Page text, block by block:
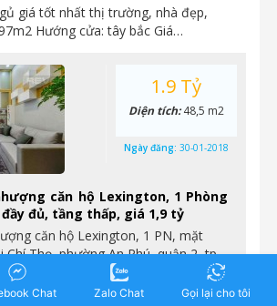
giá tốt nhất thị trường, nhà đẹp,
Hướng cửa: tây bắc Giá…
căn hộ Lexington, 1 Phòng
đủ, tầng thấp, giá 1,9 tỷ
căn hộ Lexington, 1 PN, mặt
Chí Thọ, phường An Phú, quận 2, tp…
1.9 Tỷ
Diện tích:48,5 m2
Ngày đăng: 30-01-2018
Chat Zalo Chat Gọi lại cho tôi